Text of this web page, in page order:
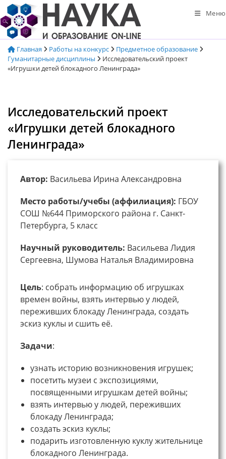
Перейти
к
содержимому
Меню
Главная Работы на конкурс
Предметное образование
Гуманитарные дисциплины
Исследовательский проект
«Игрушки детей блокадного Ленинграда»
Исследовательский проект
«Игрушки детей блокадного
Ленинграда»
Автор: Васильева Ирина Александровна
Место работы/учебы (аффилиация): ГБОУ
СОШ №644 Приморского района г. Санкт-
Петербурга, 5 класс
Научный руководитель: Васильева Лидия
Сергеевна, Шумова Наталья Владимировна
Цель: собрать информацию об игрушках
времен войны, взять интервью у людей,
переживших блокаду Ленинграда, создать
эскиз куклы и сшить её.
Задачи:
узнать историю возникновения игрушек;
посетить музеи с экспозициями,
посвященными игрушкам детей войны;
взять интервью у людей, переживших
блокаду Ленинграда;
создать эскиз куклы;
подарить изготовленную куклу жительнице
блокадного Ленинграда.